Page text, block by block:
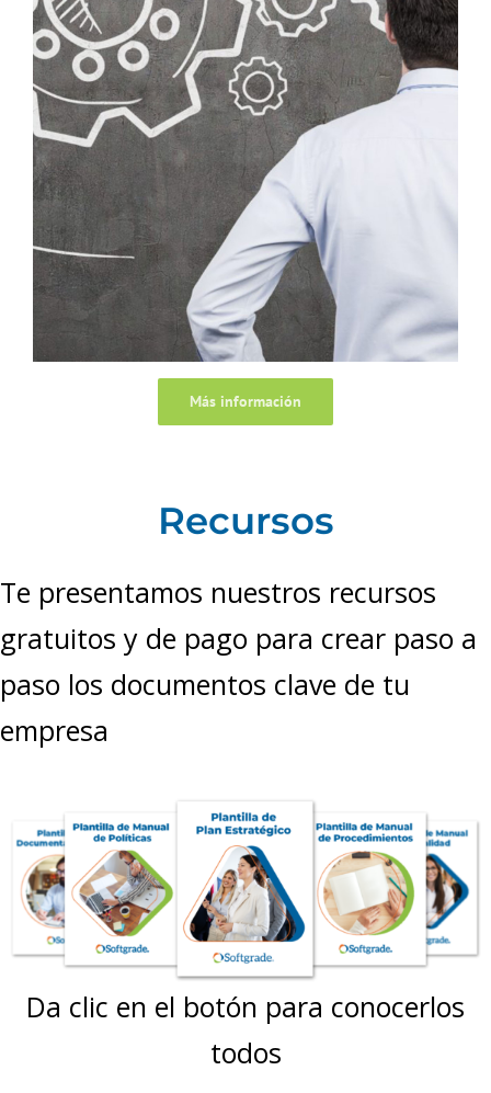
Más información
Recursos
Te presentamos nuestros recursos
gratuitos y de pago para crear paso a
paso los documentos clave de tu
empresa
Da clic en el botón para conocerlos
todos